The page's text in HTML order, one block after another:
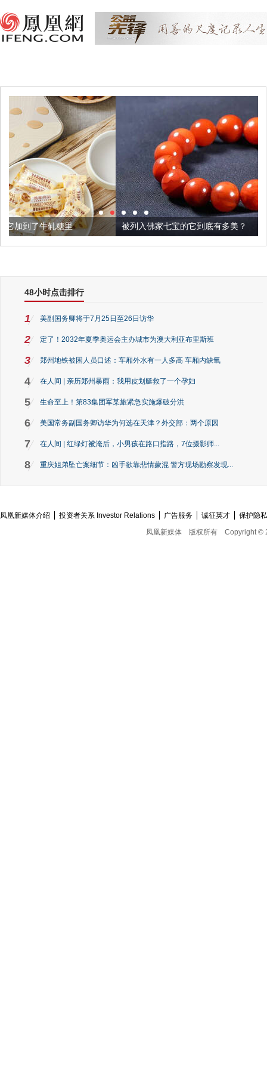
被列入佛家七宝的它到底有多美？
48小时点击排行
1 美副国务卿将于7月25日至26日访华
2 定了！2032年夏季奥运会主办城市为澳大利亚布里斯班
3 郑州地铁被困人员口述：车厢外水有一人多高 车厢内缺氧
4 在人间 | 亲历郑州暴雨：我用皮划艇救了一个孕妇
5 生命至上！第83集团军某旅紧急实施爆破分洪
6 美国常务副国务卿访华为何选在天津？外交部：两个原因
7 在人间 | 红绿灯被淹后，小男孩在路口指路，7位摄影师...
8 重庆姐弟坠亡案细节：凶手欲靠悲情蒙混 警方现场勘察发现...
凤凰新媒体介绍 投资者关系 Investor Relations 广告服务 诚征英才
保护隐
凤凰新媒体
版权所有 Copyright ©